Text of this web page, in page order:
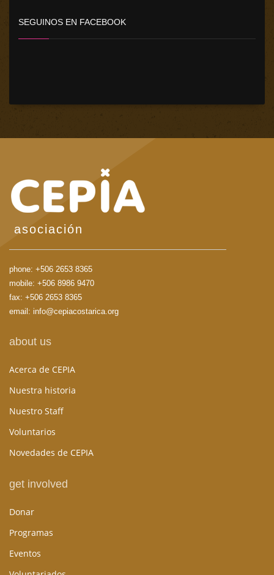
SEGUINOS EN FACEBOOK
asociación
phone: +506 2653 8365
mobile: +506 8986 9470
fax: +506 2653 8365
email: info@cepiacostarica.org
about us
Acerca de CEPIA
Nuestra historia
Nuestro Staff
Voluntarios
Novedades de CEPIA
get involved
Donar
Programas
Eventos